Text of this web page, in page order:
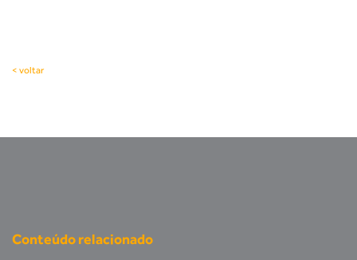
< voltar
Conteúdo relacionado